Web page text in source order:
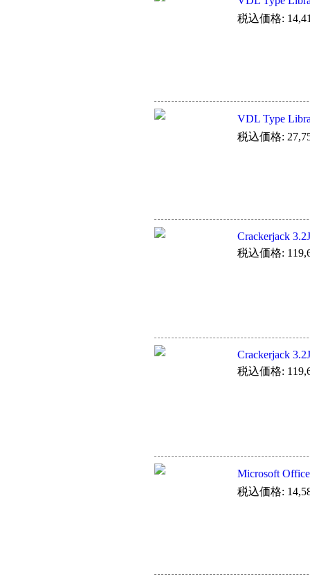
税込価格:
VDL Type
税込価格:
Crackerjack
税込価格:
Crackerjack
税込価格:
Microsoft
税込価格: